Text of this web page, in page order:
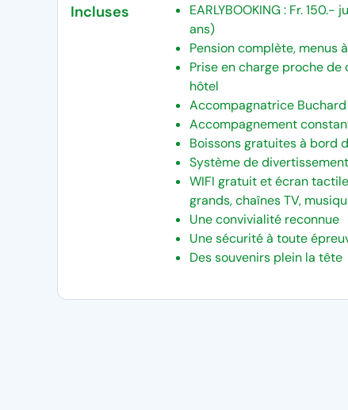
Incluses
EARLYBOOKING : Fr. 150.-
ans)
Pension complète, menus
Prise en charge proche
hôtel
Accompagnatrice
Accompagnement
Boissons gratuites à bord
Système de divertissement
WIFI gratuit et écran
grands, chaînes TV,
Une convivialité reconnue
Une sécurité à toute
Des souvenirs plein la tête